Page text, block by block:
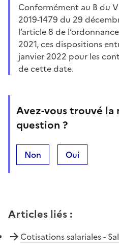
Conformément au B du
2019-1479 du 29
l’article 8 de
2021, ces dispositions
janvier 2022 pour les
de cette date.
Avez-vous trouvé la
question ?
Non Oui
Articles liés :
Cotisations salariales -